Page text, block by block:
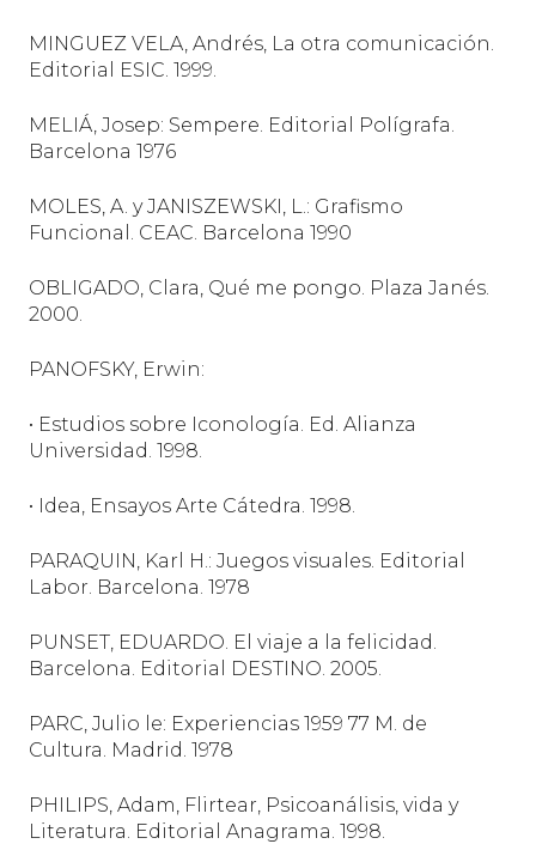
MINGUEZ VELA, Andrés, La otra comunicación.
Editorial ESIC. 1999.
MELIÁ, Josep: Sempere. Editorial Polígrafa.
Barcelona 1976
MOLES, A. y JANISZEWSKI, L.: Grafismo
Funcional. CEAC. Barcelona 1990
OBLIGADO, Clara, Qué me pongo. Plaza Janés.
2000.
PANOFSKY, Erwin:
• Estudios sobre Iconología. Ed. Alianza
Universidad. 1998.
• Idea, Ensayos Arte Cátedra. 1998.
PARAQUIN, Karl H.: Juegos visuales. Editorial
Labor. Barcelona. 1978
PUNSET, EDUARDO . El viaje a la felicidad.
Barcelona. Editorial DESTINO. 2005.
PARC, Julio le: Experiencias 1959 77 M. de
Cultura. Madrid. 1978
PHILIPS, Adam, Flirtear, Psicoanálisis, vida y
Literatura. Editorial Anagrama. 1998.